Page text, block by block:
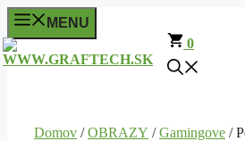
Preskočiť
na
obsah
MENU
0
Domov /OBRAZY /Gamingove /